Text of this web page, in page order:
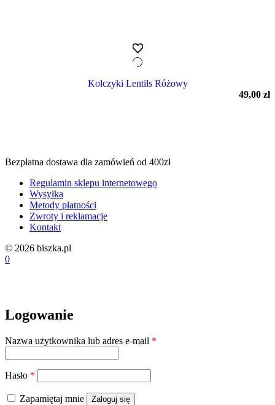
Kolczyki Lentils Różowy
49,00 zł
Bezpłatna dostawa dla zamówień od 400zł
Regulamin sklepu internetowego
Wysyłka
Metody płatności
Zwroty i reklamacje
Kontakt
© 2026 biszka.pl
0
Logowanie
Nazwa użytkownika lub adres e-mail *
Hasło *
Zapamiętaj mnie Zaloguj się